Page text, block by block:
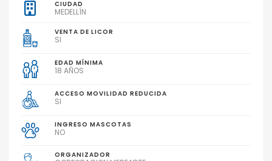
CIUDAD
MEDELLÍN
VENTA DE LICOR
SI
EDAD MÍNIMA
18 AÑOS
ACCESO MOVILIDAD REDUCIDA
SI
INGRESO MASCOTAS
NO
ORGANIZADOR